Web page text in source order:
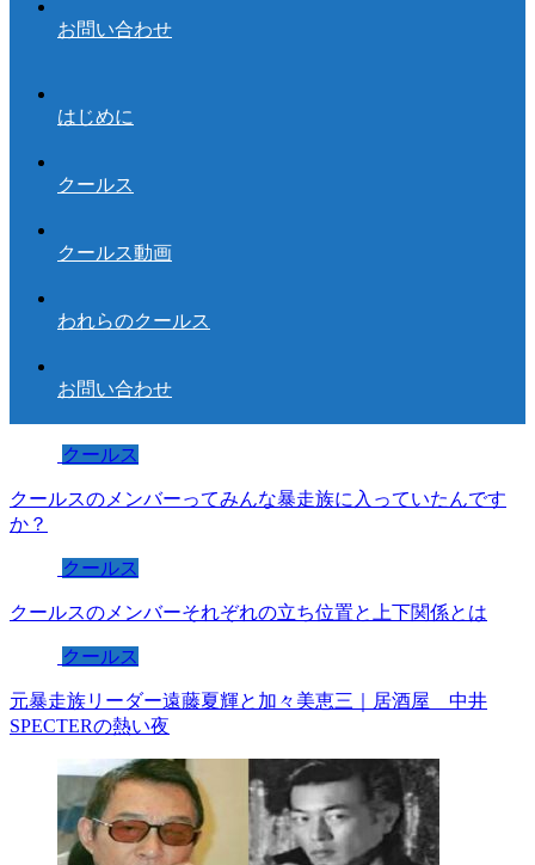
お問い合わせ
はじめに
クールス
クールス動画
われらのクールス
お問い合わせ
クールス
クールスのメンバーってみんな暴走族に入っていたんです
か？
クールス
クールスのメンバーそれぞれの立ち位置と上下関係とは
クールス
元暴走族リーダー遠藤夏輝と加々美恵三｜居酒屋 中井
SPECTERの熱い夜